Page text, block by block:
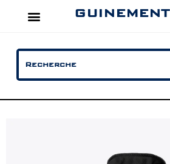
GUINEMENT